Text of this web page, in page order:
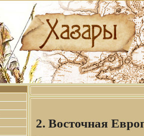
2. Восточная